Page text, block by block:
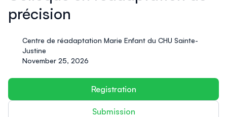
précision
Centre de réadaptation Marie Enfant du CHU Sainte-
Justine
November 25, 2026
Registration
Submission